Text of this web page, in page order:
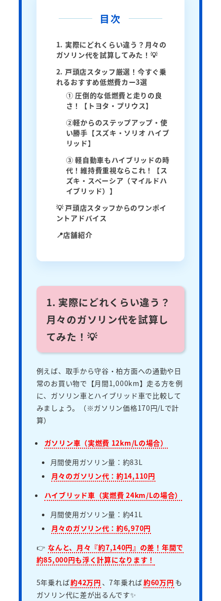
目次
1. 実際にどれくらい違う？月々の
ガソリン代を試算してみた！💡
2. 戸頭店スタッフ厳選！今すぐ乗
れるおすすめ低燃費カー3選
① 圧倒的な低燃費と走りの良
さ！【トヨタ・プリウス】
②軽からのステップアップ・使
い勝手【スズキ・ソリオ ハイブ
リッド】
③ 軽自動車もハイブリッドの時
代！維持費重視ならこれ！【ス
ズキ・スペーシア（マイルドハ
イブリッド）】
💡 戸頭店スタッフからのワンポイ
ントアドバイス
📍店舗紹介
1. 実際にどれくらい違う？
月々のガソリン代を試算し
てみた！💡
例えば、取手から守谷・柏方面への通勤や日
常のお買い物で【月間1,000km】走る方を例
に、ガソリン車とハイブリッド車で比較して
みましょう。（※ガソリン価格170円/Lで計
算）
ガソリン車（実燃費 12km/Lの場合）
月間使用ガソリン量：約83L
月々のガソリン代：約14,110円
ハイブリッド車（実燃費 24km/Lの場合）
月間使用ガソリン量：約41L
月々のガソリン代：約6,970円
👉 なんと、月々『約7,140円』の差！年間で
約85,000円も浮く計算になります！
5年乗れば約42万円 、7年乗れば約60万円 も
ガソリン代に差が出るんです✨